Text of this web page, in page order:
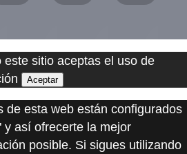
sitio aceptas el uso de
Aceptar
de esta web están configurados
y así ofrecerte la mejor
posible. Si sigues utilizando